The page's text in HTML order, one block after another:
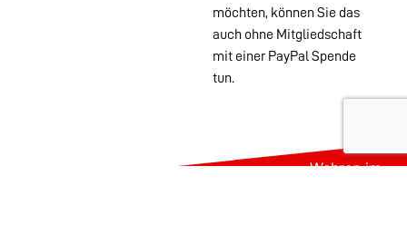
möchten, können Sie das
auch ohne Mitgliedschaft
mit einer PayPal Spende
tun.
Wehren im